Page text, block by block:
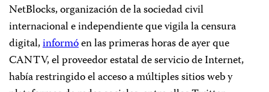
NetBlocks, organización de la sociedad civil
internacional e independiente que vigila la censura
digital,informóen las primeras horas de ayer que
CANTV, el proveedor estatal de servicio de Internet,
había restringido el acceso a múltiples sitios web y